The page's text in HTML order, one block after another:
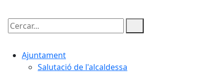
Cercar:
Ajuntament
Salutació de l'alcaldessa